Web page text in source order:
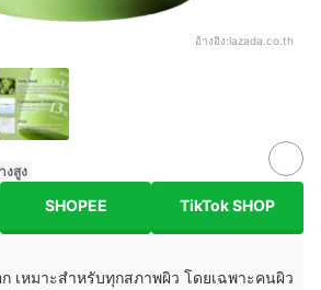
อ้างอิง:lazada.co.th
งสูง
SHOPEE TikTok SHOP
เหมาะสำหรับทุกสภาพผิว โดยเฉพาะคนผิว